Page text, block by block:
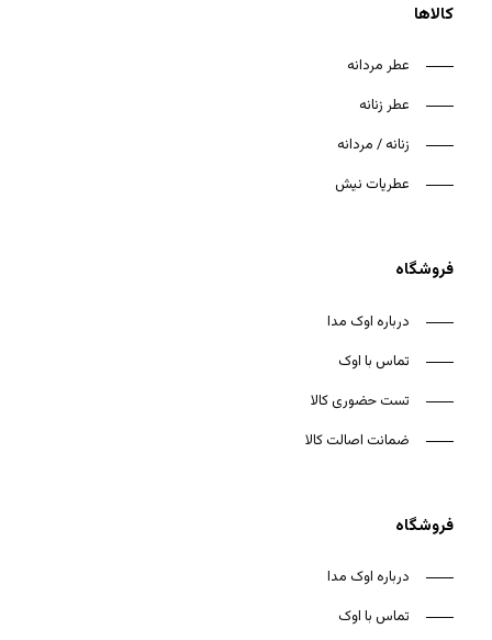
کالاها
عطر مردانه
عطر زنانه
زنانه / مردانه
عطریات نیش
فروشگاه
درباره اوک مدا
تماس با اوک
تست حضوری کالا
ضمانت اصالت کالا
فروشگاه
درباره اوک مدا
تماس با اوک